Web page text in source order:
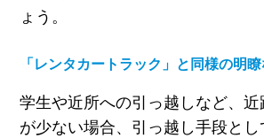
ょう。
「レンタカートラック」と同様の明
学生や近所への引っ越しなど、
が少ない場合、引っ越し手段と